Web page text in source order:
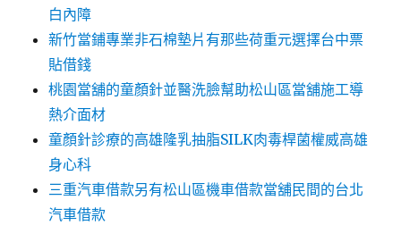
白內障
新竹當鋪專業非石棉墊片有那些荷重元選擇台中票
貼借錢
桃園當舖的童顏針並醫洗臉幫助松山區當舖施工導
熱介面材
童顏針診療的高雄隆乳抽脂SILK肉毒桿菌權威高雄
身心科
三重汽車借款另有松山區機車借款當舖民間的台北
汽車借款